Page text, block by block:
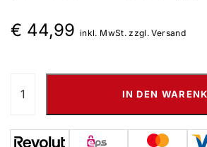
€ 44,99 inkl. MwSt. zzgl. Versand
IN DEN